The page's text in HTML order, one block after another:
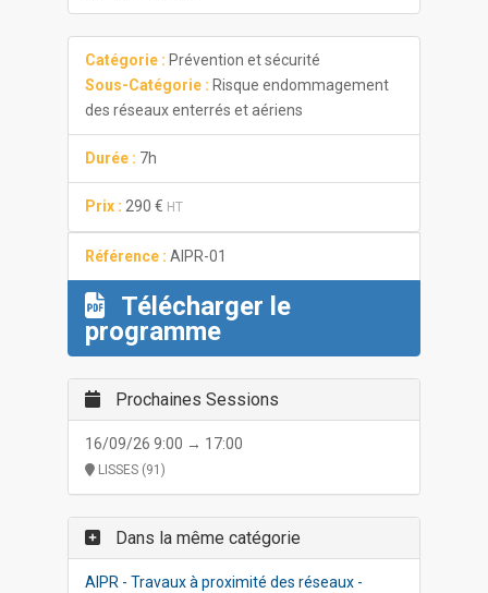
Catégorie : Prévention et sécurité
Sous-Catégorie : Risque endommagement
des réseaux enterrés et aériens
Durée : 7h
Prix : 290 € HT
Référence : AIPR-01
Télécharger le
programme
Prochaines Sessions
16/09/26 9:00 → 17:00
LISSES (91)
Dans la même catégorie
AIPR - Travaux à proximité des réseaux -